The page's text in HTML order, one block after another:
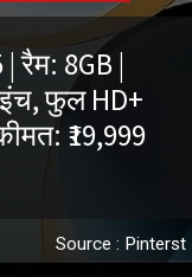
रैम: 8GB |
इंच, फुल HD+
Source : Pinterst